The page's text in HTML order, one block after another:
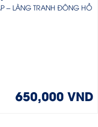
– LÀNG TRANH ĐÔNG HỒ
650,000 VND